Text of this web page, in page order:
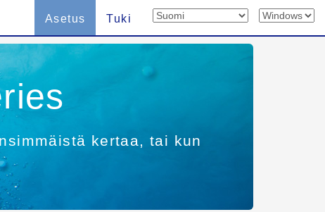
Asetus Tuki
kertaa, tai kun